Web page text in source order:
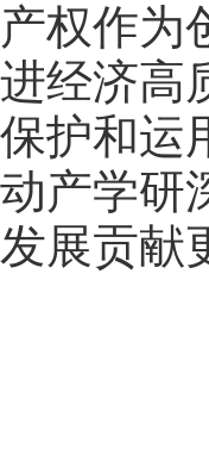
产权作为
进经济高
保护和运
动产学研
发展贡献